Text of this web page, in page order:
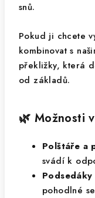
snů.
Pokud ji chcete
kombinovat s
překližky, která
od základů.
🌿 Možnosti
Polštáře a
svádí k
pohodlné